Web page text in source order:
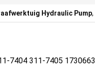
Hydraulic Pump,
7404 311-7405